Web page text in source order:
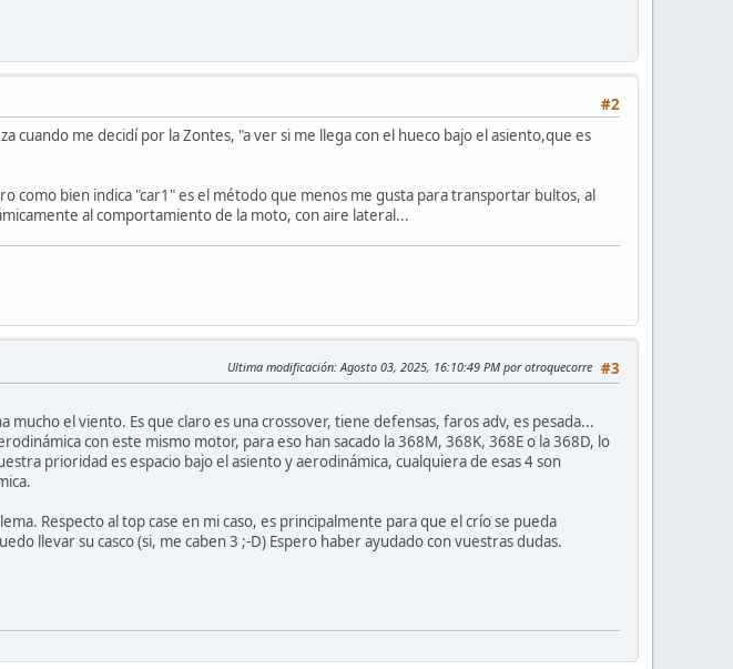
#2
cuando me decidí por la Zontes, "a ver si me llega con el hueco bajo el asiento,que es
como bien indica "car1" es el método que menos me gusta para transportar bultos, al
al comportamiento de la moto, con aire lateral...
#3
Ultima modificación: Agosto 03, 2025, 16:10:49 PM por otroquecorre
el viento. Es que claro es una crossover, tiene defensas, faros adv, es pesada...
con este mismo motor, para eso han sacado la 368M, 368K, 368E o la 368D, lo
prioridad es espacio bajo el asiento y aerodinámica, cualquiera de esas 4 son
Respecto al top case en mi caso, es principalmente para que el crío se pueda
llevar su casco (si, me caben 3 ;-D) Espero haber ayudado con vuestras dudas.